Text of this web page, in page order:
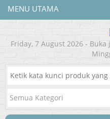
MENU UTAMA
Friday, 7 August 2026 -